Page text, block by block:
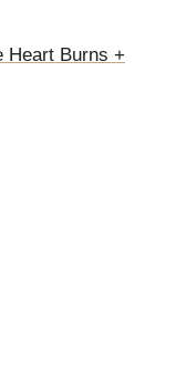
Heart Burns +